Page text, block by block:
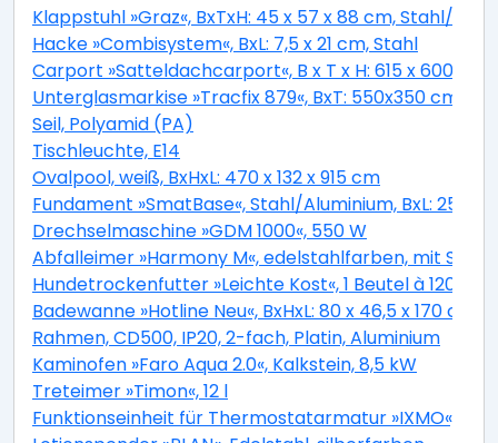
Klappstuhl »Graz«, BxTxH: 45 x 57 x 88 cm, Stahl/
Hacke »Combisystem«, BxL: 7,5 x 21 cm, Stahl
Carport »Satteldachcarport«, B x T x H: 615 x 600 x
Unterglasmarkise »Tracfix 879«, BxT: 550x350 cm,
Seil, Polyamid (PA)
Tischleuchte, E14
Ovalpool, weiß, BxHxL: 470 x 132 x 915 cm
Fundament »SmatBase«, Stahl/Aluminium, BxL: 252 x
Drechselmaschine »GDM 1000«, 550 W
Abfalleimer »Harmony M«, edelstahlfarben, mit
Hundetrockenfutter »Leichte Kost«, 1 Beutel à 12000 g
Badewanne »Hotline Neu«, BxHxL: 80 x 46,5 x 170 cm,
Rahmen, CD500, IP20, 2-fach, Platin, Aluminium
Kaminofen »Faro Aqua 2.0«, Kalkstein, 8,5 kW
Treteimer »Timon«, 12 l
Funktionseinheit für Thermostatarmatur »IXMO«,